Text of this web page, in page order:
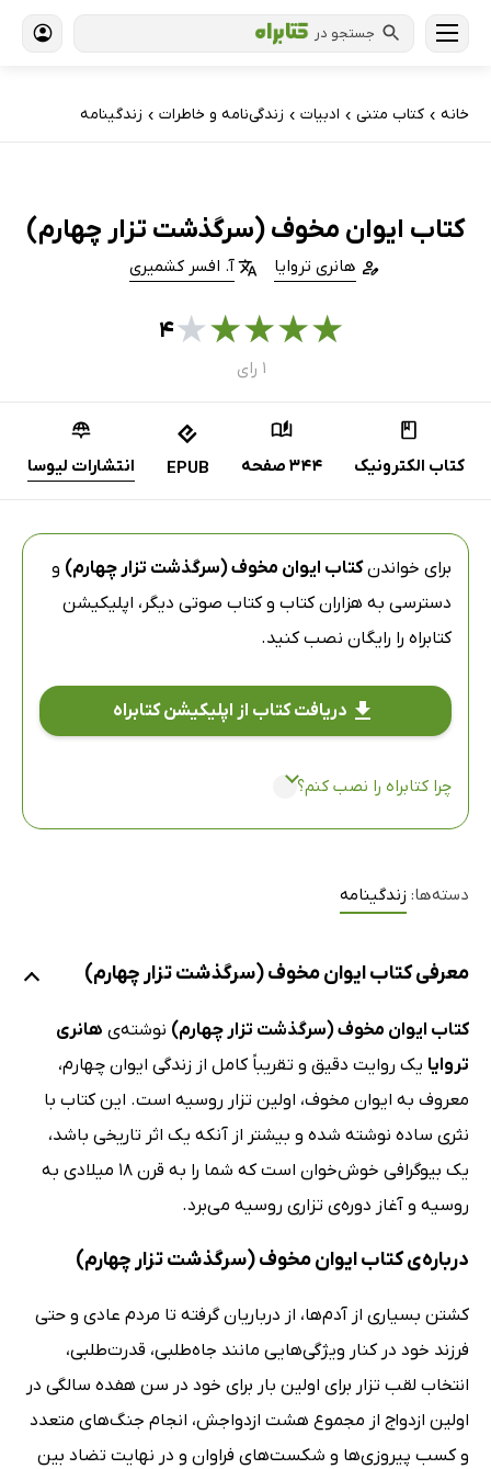
جستجو در
خانه › کتاب‌ متنی › ادبیات › زندگی‌نامه و خاطرات › زندگینامه
کتاب ایوان مخوف (سرگذشت تزار چهارم)
هانری تروایا آ. افسر کشمیری
★
★
★
★
★۴
۱ رای
کتاب الکترونیک 344 صفحه EPUB انتشارات لیوسا
برای خواندنکتاب ایوان مخوف (سرگذشت تزار چهارم) و
دسترسی به هزاران کتاب و کتاب صوتی دیگر، اپلیکیشن
کتابراه را رایگان نصب کنید.
دریافت کتاب از اپلیکیشن کتابراه
چرا کتابراه را نصب کنم؟
دسته‌ها: زندگینامه
معرفی کتاب ایوان مخوف (سرگذشت تزار چهارم)
کتاب ایوان مخوف (سرگذشت تزار چهارم) نوشته‌ی هانری
تروایا یک روایت دقیق و تقریباً کامل از زندگی ایوان چهارم،
معروف به ایوان مخوف، اولین تزار روسیه است. این کتاب با
نثری ساده نوشته شده و بیشتر از آنکه یک اثر تاریخی باشد،
یک بیوگرافی خوش‌خوان است که شما را به قرن 18 میلادی به
روسیه و آغاز دوره‌ی تزاری روسیه می‌برد.
درباره‌ی کتاب ایوان مخوف (سرگذشت تزار چهارم)
کشتن بسیاری از آدم‌ها، از درباریان گرفته تا مردم عادی و حتی
فرزند خود در کنار ویژگی‌هایی مانند جاه‌طلبی، قدرت‌طلبی،
انتخاب لقب تزار برای اولین بار برای خود در سن هفده سالگی در
اولین ازدواج از مجموع هشت ازدواجش، انجام جنگ‌های متعدد
و کسب پیروزی‌ها و شکست‌های فراوان و در نهایت تضاد بین